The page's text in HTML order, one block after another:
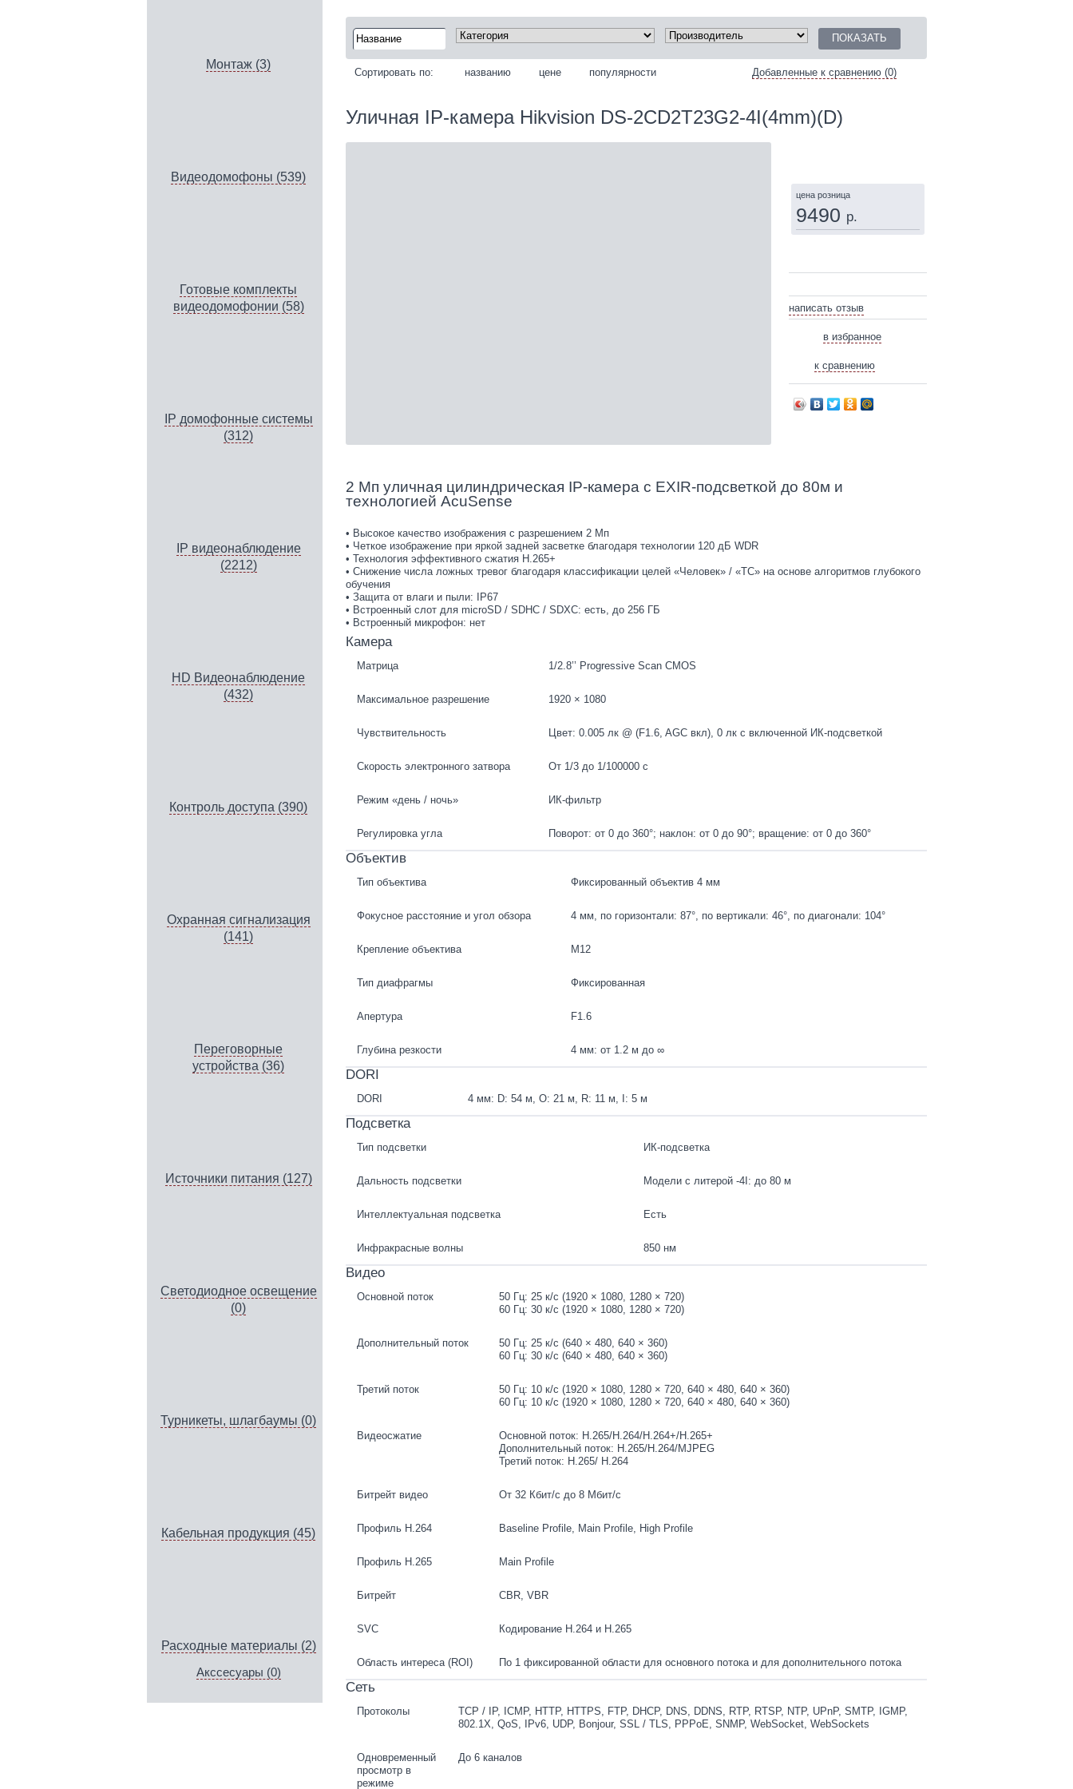
Монтаж (3)
Видеодомофоны (539)
Готовые комплекты
видеодомофонии (58)
IP домофонные системы
(312)
IP видеонаблюдение
(2212)
HD Видеонаблюдение
(432)
Контроль доступа (390)
Охранная сигнализация
(141)
Переговорные
устройства (36)
Источники питания (127)
Светодиодное освещение
(0)
Турникеты, шлагбаумы (0)
Кабельная продукция (45)
Расходные материалы (2)
Акссесуары (0)
Добавленные к сравнению (0)
Сортировать по: названию цене популярности
Уличная IP‑камера Hikvision DS‑2CD2T23G2‑4I(4mm)(D)
цена розница
9490 р.
написать отзыв
в избранное
к сравнению
2 Мп уличная цилиндрическая IP-камера с EXIR-подсветкой до 80м и
технологией AcuSense
• Высокое качество изображения с разрешением 2 Мп
• Четкое изображение при яркой задней засветке благодаря технологии 120 дБ WDR
• Технология эффективного сжатия H.265+
• Снижение числа ложных тревог благодаря классификации целей «Человек» / «ТС» на основе алгоритмов глубокого
обучения
• Защита от влаги и пыли: IP67
• Встроенный слот для microSD / SDHC / SDXC: есть, до 256 ГБ
• Встроенный микрофон: нет
Камера
Матрица 1/2.8’’ Progressive Scan CMOS
Максимальное разрешение 1920 × 1080
Чувствительность Цвет: 0.005 лк @ (F1.6, AGC вкл), 0 лк с включенной ИК-подсветкой
Скорость электронного затвора От 1/3 до 1/100000 с
Режим «день / ночь» ИК-фильтр
Регулировка угла Поворот: от 0 до 360°; наклон: от 0 до 90°; вращение: от 0 до 360°
Объектив
Тип объектива Фиксированный объектив 4 мм
Фокусное расстояние и угол обзора 4 мм, по горизонтали: 87°, по вертикали: 46°, по диагонали: 104°
Крепление объектива M12
Тип диафрагмы Фиксированная
Апертура F1.6
Глубина резкости 4 мм: от 1.2 м до ∞
DORI
DORI 4 мм: D: 54 м, O: 21 м, R: 11 м, I: 5 м
Подсветка
Тип подсветки ИК-подсветка
Дальность подсветки Модели с литерой -4I: до 80 м
Интеллектуальная подсветка Есть
Инфракрасные волны 850 нм
Видео
Основной поток
50 Гц: 25 к/с (1920 × 1080, 1280 × 720)
60 Гц: 30 к/с (1920 × 1080, 1280 × 720)
Дополнительный поток
50 Гц: 25 к/с (640 × 480, 640 × 360)
60 Гц: 30 к/с (640 × 480, 640 × 360)
Третий поток
50 Гц: 10 к/с (1920 × 1080, 1280 × 720, 640 × 480, 640 × 360)
60 Гц: 10 к/с (1920 × 1080, 1280 × 720, 640 × 480, 640 × 360)
Видеосжатие
Основной поток: H.265/H.264/H.264+/H.265+
Дополнительный поток: H.265/H.264/MJPEG
Третий поток: H.265/ H.264
Битрейт видео От 32 Кбит/с до 8 Мбит/с
Профиль H.264 Baseline Profile, Main Profile, High Profile
Профиль H.265 Main Profile
Битрейт CBR, VBR
SVC Кодирование H.264 и H.265
Область интереса (ROI) По 1 фиксированной области для основного потока и для дополнительного потока
Сеть
Протоколы
TCP / IP, ICMP, HTTP, HTTPS, FTP, DHCP, DNS, DDNS, RTP, RTSP, NTP, UPnP, SMTP, IGMP,
802.1X, QoS, IPv6, UDP, Bonjour, SSL / TLS, PPPoE, SNMP, WebSocket, WebSockets
Одновременный
просмотр в
режиме
До 6 каналов